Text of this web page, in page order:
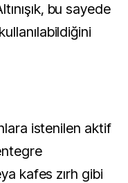
bu sayede
istenilen aktif
kafes zırh gibi